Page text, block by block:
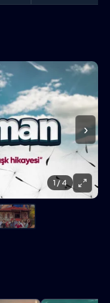
›
1 / 4